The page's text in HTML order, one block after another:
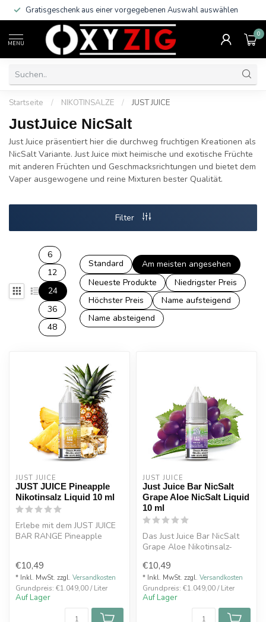
Gratisgeschenk aus einer vorgegebenen Auswahl auswählen
MENU
0
Startseite / NIKOTINSALZE / JUST JUICE
JustJuice NicSalt
Just Juice präsentiert hier die durchweg fruchtigen Kreationen als
NicSalt Variante. Just Juice mixt heimische und exotische Früchte
mit anderen Früchten und Geschmacksrichtungen und bietet dem
Vaper ausgewogene und reine Mixturen bester Qualität.
Filter
6
12
24
36
48
Standard
Am meisten angesehen
Neueste Produkte
Niedrigster Preis
Höchster Preis
Name aufsteigend
Name absteigend
JUST JUICE
JUST JUICE Pineapple
Nikotinsalz Liquid 10 ml
Erlebe mit dem JUST JUICE
BAR RANGE Pineapple
€10,49
* Inkl. MwSt. zzgl. Versandkosten
Grundpreis: €1.049,00 / Liter
Auf Lager
JUST JUICE
Just Juice Bar NicSalt
Grape Aloe NicSalt Liquid
10 ml
Das Just Juice Bar NicSalt
Grape Aloe Nikotinsalz-
harmonische...
€10,49
* Inkl. MwSt. zzgl. Versandkosten
Grundpreis: €1.049,00 / Liter
Auf Lager